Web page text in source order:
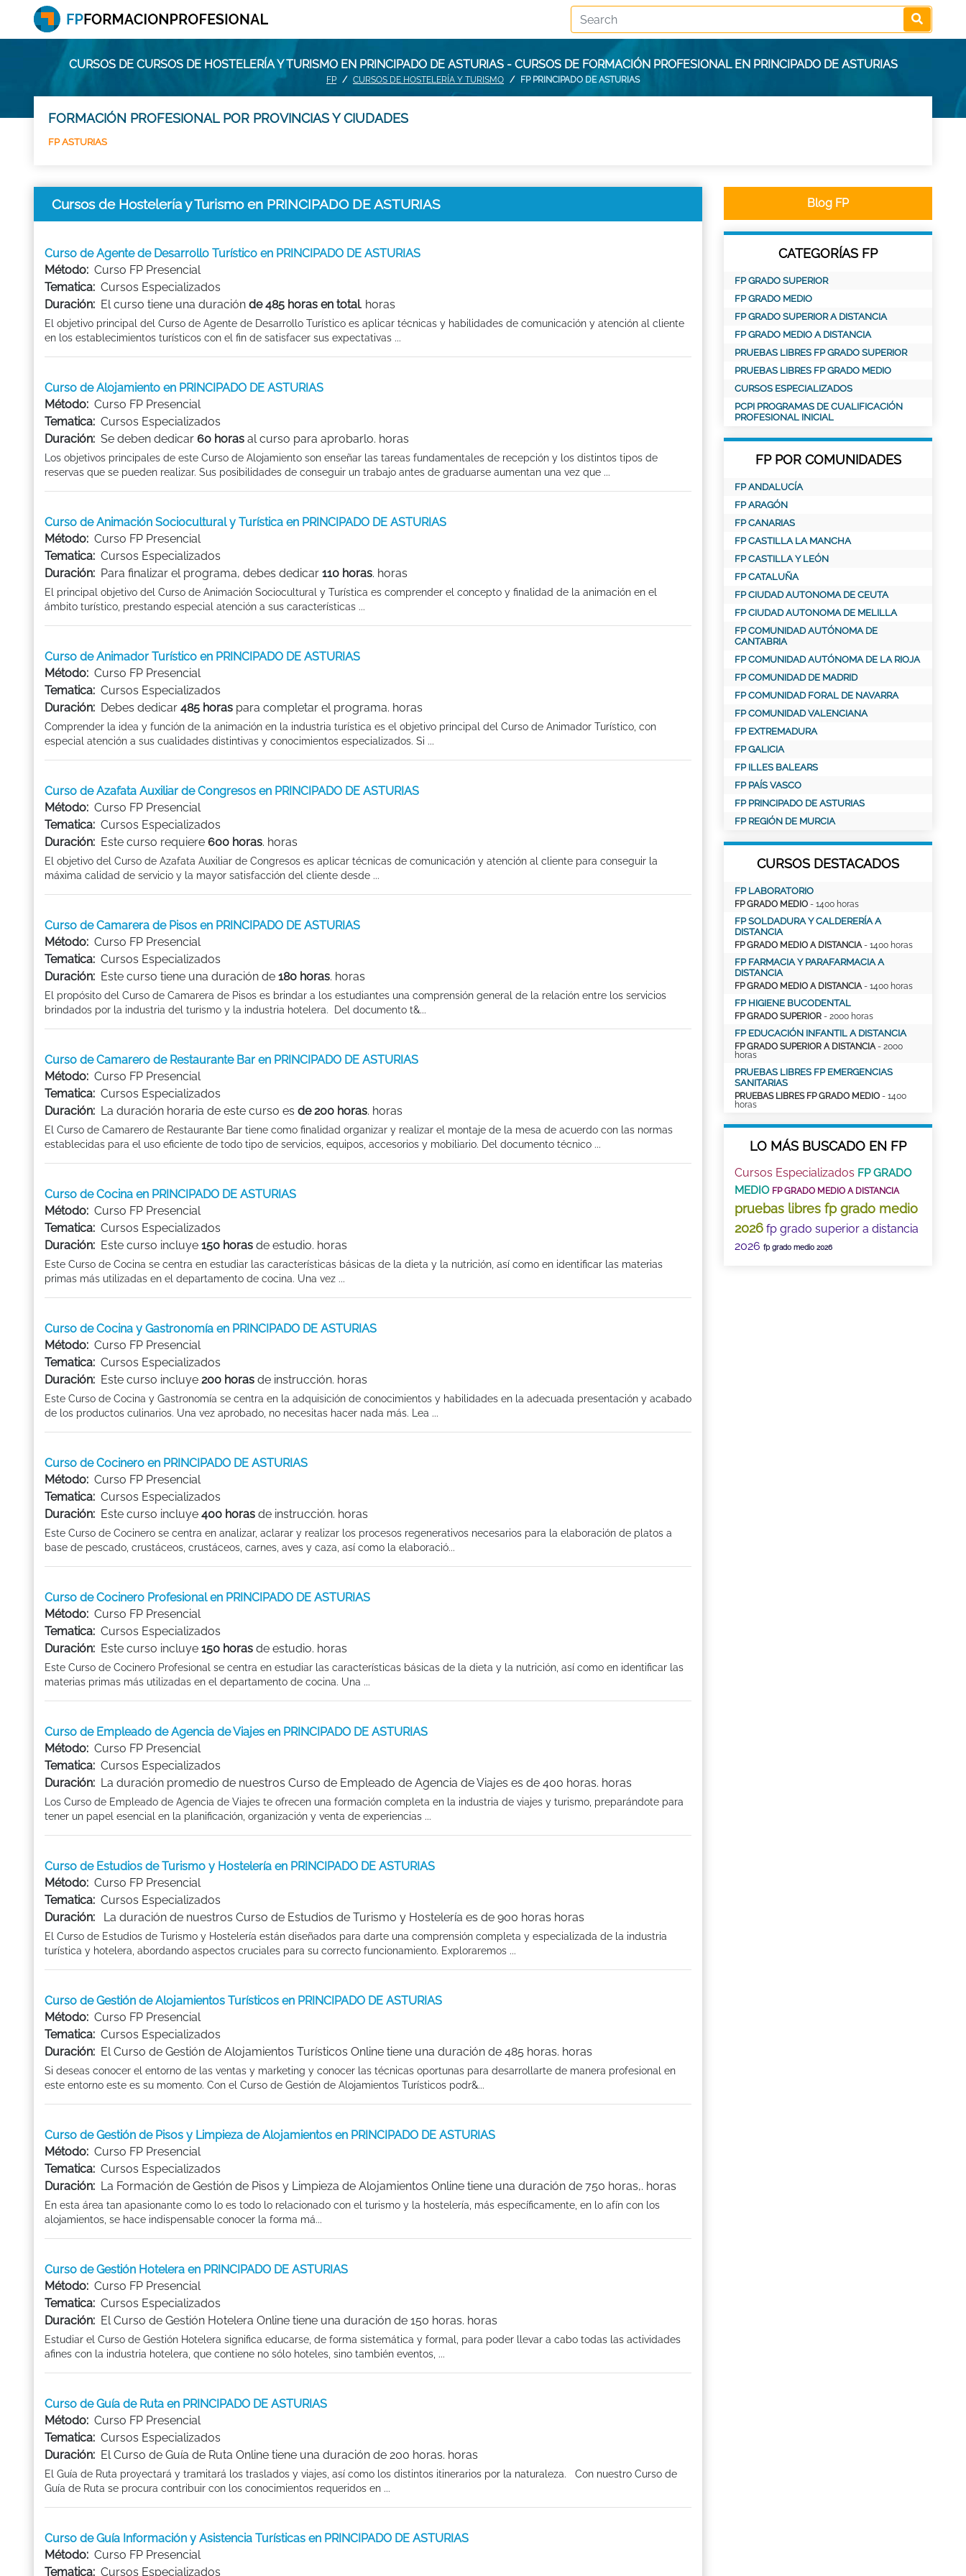
CURSOS DE CURSOS DE HOSTELERÍA Y TURISMO EN PRINCIPADO DE ASTURIAS - CURSOS DE FORMACIÓN PROFESIONAL EN PRINCIPADO DE ASTURIAS
FP CURSOS DE HOSTELERÍA Y TURISMO FP PRINCIPADO DE ASTURIAS
FORMACIÓN PROFESIONAL POR PROVINCIAS Y CIUDADES
FP ASTURIAS
Cursos de Hostelería y Turismo en PRINCIPADO DE ASTURIAS
Curso de Agente de Desarrollo Turístico en PRINCIPADO DE ASTURIAS
Método: Curso FP Presencial
Tematica: Cursos Especializados
Duración: El curso tiene una duración de 485 horas en total. horas
El objetivo principal del Curso de Agente de Desarrollo Turístico es aplicar técnicas y habilidades de comunicación y atención al cliente
en los establecimientos turísticos con el fin de satisfacer sus expectativas ...
Curso de Alojamiento en PRINCIPADO DE ASTURIAS
Método: Curso FP Presencial
Tematica: Cursos Especializados
Duración: Se deben dedicar 60 horas al curso para aprobarlo. horas
Los objetivos principales de este Curso de Alojamiento son enseñar las tareas fundamentales de recepción y los distintos tipos de
reservas que se pueden realizar. Sus posibilidades de conseguir un trabajo antes de graduarse aumentan una vez que ...
Curso de Animación Sociocultural y Turística en PRINCIPADO DE ASTURIAS
Método: Curso FP Presencial
Tematica: Cursos Especializados
Duración: Para finalizar el programa, debes dedicar 110 horas. horas
El principal objetivo del Curso de Animación Sociocultural y Turística es comprender el concepto y finalidad de la animación en el
ámbito turístico, prestando especial atención a sus características ...
Curso de Animador Turístico en PRINCIPADO DE ASTURIAS
Método: Curso FP Presencial
Tematica: Cursos Especializados
Duración: Debes dedicar 485 horas para completar el programa. horas
Comprender la idea y función de la animación en la industria turística es el objetivo principal del Curso de Animador Turístico, con
especial atención a sus cualidades distintivas y conocimientos especializados. Si ...
Curso de Azafata Auxiliar de Congresos en PRINCIPADO DE ASTURIAS
Método: Curso FP Presencial
Tematica: Cursos Especializados
Duración: Este curso requiere 600 horas. horas
El objetivo del Curso de Azafata Auxiliar de Congresos es aplicar técnicas de comunicación y atención al cliente para conseguir la
máxima calidad de servicio y la mayor satisfacción del cliente desde ...
Curso de Camarera de Pisos en PRINCIPADO DE ASTURIAS
Método: Curso FP Presencial
Tematica: Cursos Especializados
Duración: Este curso tiene una duración de 180 horas. horas
El propósito del Curso de Camarera de Pisos es brindar a los estudiantes una comprensión general de la relación entre los servicios
brindados por la industria del turismo y la industria hotelera. Del documento t&...
Curso de Camarero de Restaurante Bar en PRINCIPADO DE ASTURIAS
Método: Curso FP Presencial
Tematica: Cursos Especializados
Duración: La duración horaria de este curso es de 200 horas. horas
El Curso de Camarero de Restaurante Bar tiene como finalidad organizar y realizar el montaje de la mesa de acuerdo con las normas
establecidas para el uso eficiente de todo tipo de servicios, equipos, accesorios y mobiliario. Del documento técnico ...
Curso de Cocina en PRINCIPADO DE ASTURIAS
Método: Curso FP Presencial
Tematica: Cursos Especializados
Duración: Este curso incluye 150 horas de estudio. horas
Este Curso de Cocina se centra en estudiar las características básicas de la dieta y la nutrición, así como en identificar las materias
primas más utilizadas en el departamento de cocina. Una vez ...
Curso de Cocina y Gastronomía en PRINCIPADO DE ASTURIAS
Método: Curso FP Presencial
Tematica: Cursos Especializados
Duración: Este curso incluye 200 horas de instrucción. horas
Este Curso de Cocina y Gastronomía se centra en la adquisición de conocimientos y habilidades en la adecuada presentación y acabado
de los productos culinarios. Una vez aprobado, no necesitas hacer nada más. Lea ...
Curso de Cocinero en PRINCIPADO DE ASTURIAS
Método: Curso FP Presencial
Tematica: Cursos Especializados
Duración: Este curso incluye 400 horas de instrucción. horas
Este Curso de Cocinero se centra en analizar, aclarar y realizar los procesos regenerativos necesarios para la elaboración de platos a
base de pescado, crustáceos, crustáceos, carnes, aves y caza, así como la elaboració...
Curso de Cocinero Profesional en PRINCIPADO DE ASTURIAS
Método: Curso FP Presencial
Tematica: Cursos Especializados
Duración: Este curso incluye 150 horas de estudio. horas
Este Curso de Cocinero Profesional se centra en estudiar las características básicas de la dieta y la nutrición, así como en identificar las
materias primas más utilizadas en el departamento de cocina. Una ...
Curso de Empleado de Agencia de Viajes en PRINCIPADO DE ASTURIAS
Método: Curso FP Presencial
Tematica: Cursos Especializados
Duración: La duración promedio de nuestros Curso de Empleado de Agencia de Viajes es de 400 horas. horas
Los Curso de Empleado de Agencia de Viajes te ofrecen una formación completa en la industria de viajes y turismo, preparándote para
tener un papel esencial en la planificación, organización y venta de experiencias ...
Curso de Estudios de Turismo y Hostelería en PRINCIPADO DE ASTURIAS
Método: Curso FP Presencial
Tematica: Cursos Especializados
Duración:
La duración de nuestros Curso de Estudios de Turismo y Hostelería es de 900 horas horas
El Curso de Estudios de Turismo y Hostelería están diseñados para darte una comprensión completa y especializada de la industria
turística y hotelera, abordando aspectos cruciales para su correcto funcionamiento. Exploraremos ...
Curso de Gestión de Alojamientos Turísticos en PRINCIPADO DE ASTURIAS
Método: Curso FP Presencial
Tematica: Cursos Especializados
Duración: El Curso de Gestión de Alojamientos Turísticos Online tiene una duración de 485 horas. horas
Si deseas conocer el entorno de las ventas y marketing y conocer las técnicas oportunas para desarrollarte de manera profesional en
este entorno este es su momento. Con el Curso de Gestión de Alojamientos Turísticos podr&...
Curso de Gestión de Pisos y Limpieza de Alojamientos en PRINCIPADO DE ASTURIAS
Método: Curso FP Presencial
Tematica: Cursos Especializados
Duración: La Formación de Gestión de Pisos y Limpieza de Alojamientos Online tiene una duración de 750 horas,. horas
En esta área tan apasionante como lo es todo lo relacionado con el turismo y la hostelería, más específicamente, en lo afín con los
alojamientos, se hace indispensable conocer la forma má...
Curso de Gestión Hotelera en PRINCIPADO DE ASTURIAS
Método: Curso FP Presencial
Tematica: Cursos Especializados
Duración: El Curso de Gestión Hotelera Online tiene una duración de 150 horas. horas
Estudiar el Curso de Gestión Hotelera significa educarse, de forma sistemática y formal, para poder llevar a cabo todas las actividades
afines con la industria hotelera, que contiene no sólo hoteles, sino también eventos, ...
Curso de Guía de Ruta en PRINCIPADO DE ASTURIAS
Método: Curso FP Presencial
Tematica: Cursos Especializados
Duración: El Curso de Guía de Ruta Online tiene una duración de 200 horas. horas
El Guía de Ruta proyectará y tramitará los traslados y viajes, así como los distintos itinerarios por la naturaleza. Con nuestro Curso de
Guía de Ruta se procura contribuir con los conocimientos requeridos en ...
Curso de Guía Información y Asistencia Turísticas en PRINCIPADO DE ASTURIAS
Método: Curso FP Presencial
Tematica: Cursos Especializados
Blog FP
CATEGORÍAS FP
FP GRADO SUPERIOR
FP GRADO MEDIO
FP GRADO SUPERIOR A DISTANCIA
FP GRADO MEDIO A DISTANCIA
PRUEBAS LIBRES FP GRADO SUPERIOR
PRUEBAS LIBRES FP GRADO MEDIO
CURSOS ESPECIALIZADOS
PCPI PROGRAMAS DE CUALIFICACIÓN
PROFESIONAL INICIAL
FP POR COMUNIDADES
FP ANDALUCÍA
FP ARAGÓN
FP CANARIAS
FP CASTILLA LA MANCHA
FP CASTILLA Y LEÓN
FP CATALUÑA
FP CIUDAD AUTONOMA DE CEUTA
FP CIUDAD AUTONOMA DE MELILLA
FP COMUNIDAD AUTÓNOMA DE
CANTABRIA
FP COMUNIDAD AUTÓNOMA DE LA RIOJA
FP COMUNIDAD DE MADRID
FP COMUNIDAD FORAL DE NAVARRA
FP COMUNIDAD VALENCIANA
FP EXTREMADURA
FP GALICIA
FP ILLES BALEARS
FP PAÍS VASCO
FP PRINCIPADO DE ASTURIAS
FP REGIÓN DE MURCIA
CURSOS DESTACADOS
FP LABORATORIO
FP GRADO MEDIO - 1400 horas
FP SOLDADURA Y CALDERERÍA A
DISTANCIA
FP GRADO MEDIO A DISTANCIA- 1400 horas
FP FARMACIA Y PARAFARMACIA A
DISTANCIA
FP GRADO MEDIO A DISTANCIA- 1400 horas
FP HIGIENE BUCODENTAL
FP GRADO SUPERIOR - 2000 horas
FP EDUCACIÓN INFANTIL A DISTANCIA
FP GRADO SUPERIOR A DISTANCIA- 2000
horas
PRUEBAS LIBRES FP EMERGENCIAS
SANITARIAS
PRUEBAS LIBRES FP GRADO MEDIO - 1400
horas
LO MÁS BUSCADO EN FP
Cursos Especializados FP GRADO
MEDIO FP GRADO MEDIO A DISTANCIA
pruebas libres fp grado medio
2026 fp grado superior a distancia
2026 fp grado medio 2026